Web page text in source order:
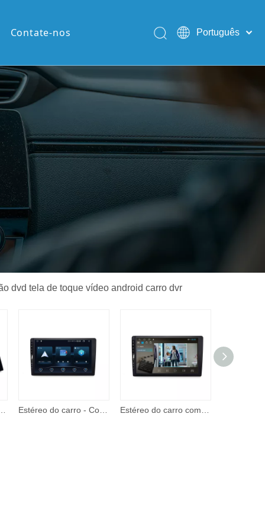
Contate-nos
Português
Pусский
dvd tela de toque vídeo android carro dvr